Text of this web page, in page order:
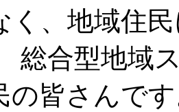
く、地域住
総合型地域
の皆さんで